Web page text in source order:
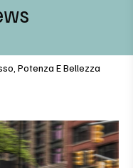
Potenza E Bellezza